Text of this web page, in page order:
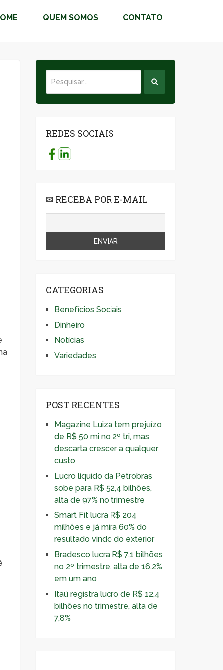
QUEM SOMOS CONTATO
REDES SOCIAIS
✉ RECEBA POR E-MAIL
CATEGORIAS
Benefícios Sociais
Dinheiro
Notícias
Variedades
POST RECENTES
Magazine Luiza tem prejuízo
de R$ 50 mi no 2º tri, mas
descarta crescer a qualquer
custo
Lucro líquido da Petrobras
sobe para R$ 52,4 bilhões,
alta de 97% no trimestre
Smart Fit lucra R$ 204
milhões e já mira 60% do
resultado vindo do exterior
Bradesco lucra R$ 7,1 bilhões
no 2º trimestre, alta de 16,2%
em um ano
Itaú registra lucro de R$ 12,4
bilhões no trimestre, alta de
7,8%